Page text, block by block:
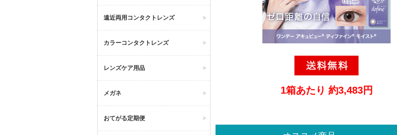
遠近両用コンタクトレンズ
カラーコンタクトレンズ
レンズケア用品
メガネ
おてがる定期便
1箱あたり 約3,483円